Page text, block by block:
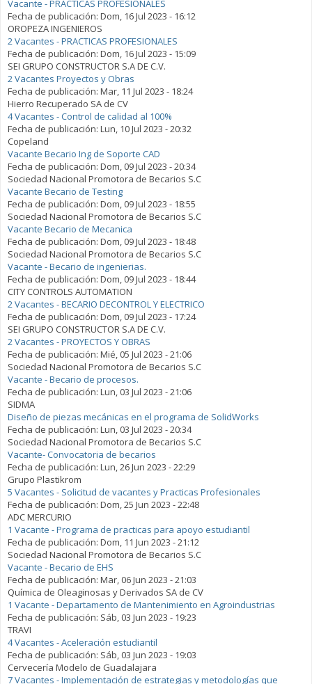
Vacante - PRACTICAS PROFESIONALES
Fecha de publicación: Dom, 16 Jul 2023 - 16:12
OROPEZA INGENIEROS
2 Vacantes - PRACTICAS PROFESIONALES
Fecha de publicación: Dom, 16 Jul 2023 - 15:09
SEI GRUPO CONSTRUCTOR S.A DE C.V.
2 Vacantes Proyectos y Obras
Fecha de publicación: Mar, 11 Jul 2023 - 18:24
Hierro Recuperado SA de CV
4 Vacantes - Control de calidad al 100%
Fecha de publicación: Lun, 10 Jul 2023 - 20:32
Copeland
Vacante Becario Ing de Soporte CAD
Fecha de publicación: Dom, 09 Jul 2023 - 20:34
Sociedad Nacional Promotora de Becarios S.C
Vacante Becario de Testing
Fecha de publicación: Dom, 09 Jul 2023 - 18:55
Sociedad Nacional Promotora de Becarios S.C
Vacante Becario de Mecanica
Fecha de publicación: Dom, 09 Jul 2023 - 18:48
Sociedad Nacional Promotora de Becarios S.C
Vacante - Becario de ingenierias.
Fecha de publicación: Dom, 09 Jul 2023 - 18:44
CITY CONTROLS AUTOMATION
2 Vacantes - BECARIO DECONTROL Y ELECTRICO
Fecha de publicación: Dom, 09 Jul 2023 - 17:24
SEI GRUPO CONSTRUCTOR S.A DE C.V.
2 Vacantes - PROYECTOS Y OBRAS
Fecha de publicación: Mié, 05 Jul 2023 - 21:06
Sociedad Nacional Promotora de Becarios S.C
Vacante - Becario de procesos.
Fecha de publicación: Lun, 03 Jul 2023 - 21:06
SIDMA
Diseño de piezas mecánicas en el programa de SolidWorks
Fecha de publicación: Lun, 03 Jul 2023 - 20:34
Sociedad Nacional Promotora de Becarios S.C
Vacante- Convocatoria de becarios
Fecha de publicación: Lun, 26 Jun 2023 - 22:29
Grupo Plastikrom
5 Vacantes - Solicitud de vacantes y Practicas Profesionales
Fecha de publicación: Dom, 25 Jun 2023 - 22:48
ADC MERCURIO
1 Vacante - Programa de practicas para apoyo estudiantil
Fecha de publicación: Dom, 11 Jun 2023 - 21:12
Sociedad Nacional Promotora de Becarios S.C
Vacante - Becario de EHS
Fecha de publicación: Mar, 06 Jun 2023 - 21:03
Química de Oleaginosas y Derivados SA de CV
1 Vacante - Departamento de Mantenimiento en Agroindustrias
Fecha de publicación: Sáb, 03 Jun 2023 - 19:23
TRAVI
4 Vacantes - Aceleración estudiantil
Fecha de publicación: Sáb, 03 Jun 2023 - 19:03
Cervecería Modelo de Guadalajara
7 Vacantes - Implementación de estrategias y metodologías que